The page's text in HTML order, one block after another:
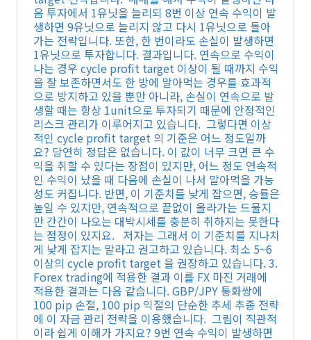
음 투자에서 1유닛을 늘리되 8번 이상 연속 수익이 발
생하면 9유닛으로 늘리지 않고 다시 1유닛으로 돌아
가는 전략입니다. 또한, 한 번이라도 손실이 발생하면
1유닛으로 투자합니다. 결과입니다. 연속으로 수익이
나는 경우 cycle profit target 이상이 될 때까지 수익
을 잘 보존하면서도 한 방에 말아먹는 경우를 효과적
으로 방지하고 있을 뿐만 아니라, 손실이 연속으로 발
생할 때는 항상 1unit으로 투자되기 때문에 안정적인
리스크 관리가 이루어지고 있습니다. 그렇다면 이상
적인 cycle profit target 의 기준은 어느 정도일까
요? 당연히 정답은 없습니다. 이 값이 너무 크면 큰 수
익을 취할 수 있다는 장점이 있지만, 어느 정도 연속적
인 수익이 났을 때 다음에 손실이 나서 말아먹을 가능
성도 커집니다. 반면, 이 기준치를 낮게 잡으면, 승률은
높일 수 있지만, 연속적으로 끝없이 올라가는 드물지
만 간간이 나오는 대박시세를 충분히 취하지는 못한다
는 점정이 있지요. 저자는 그래서 이 기준치를 지나치
게 낮게 잡지는 말라고 권고하고 있습니다. 최소 5~6
이상의 cycle profit target 을 권장하고 있습니다. 3.
Forex trading에 적용한 결과 이를 FX 마진 거래에
적용한 결과는 다음 같습니다. GBP/JPY 통화쌍에
100 pip 손절, 100 pip 익절의 단순한 추세 추종 전략
에 이 자금 관리 전략을 이용했습니다. 그림이 직관적
이라 쉽게 이해가 가지요? 9번 연속 수익이 발생하면